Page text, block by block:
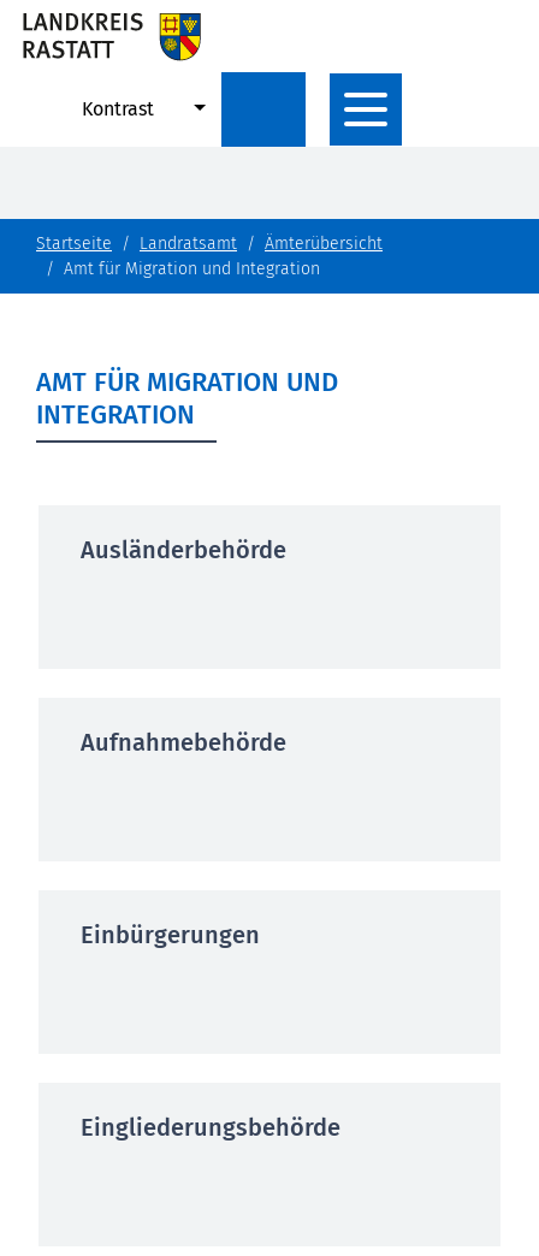
Kontrast
Startseite Landratsamt
Ämterübersicht
Amt für Migration und Integration
AMT FÜR MIGRATION UND
INTEGRATION
Ausländerbehörde
Aufnahmebehörde
Einbürgerungen
Eingliederungsbehörde